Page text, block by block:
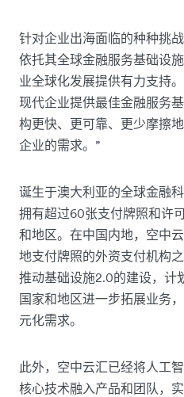
针对企业出海面临的种种挑
依托其全球金融服务基础设
业全球化发展提供有力支持
现代企业提供最佳金融服务
构更快、更可靠、更少摩擦
企业的需求。”
诞生于澳大利亚的全球金融
拥有超过60张支付牌照和许
和地区。在中国内地，空中
地支付牌照的外资支付机构
推动基础设施2.0的建设，计
国家和地区进一步拓展业务
元化需求。
此外，空中云汇已经将人工
核心技术融入产品和团队，